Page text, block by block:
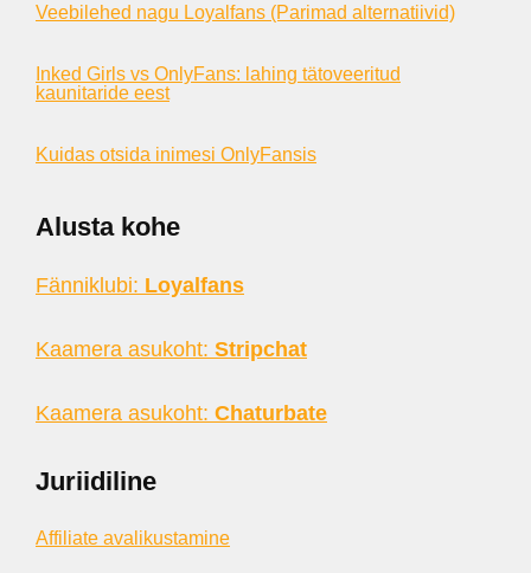
Veebilehed nagu Loyalfans (Parimad alternatiivid)
Inked Girls vs OnlyFans: lahing tätoveeritud
kaunitaride eest
Kuidas otsida inimesi OnlyFansis
Alusta kohe
Fänniklubi: Loyalfans
Kaamera asukoht: Stripchat
Kaamera asukoht: Chaturbate
Juriidiline
Affiliate avalikustamine